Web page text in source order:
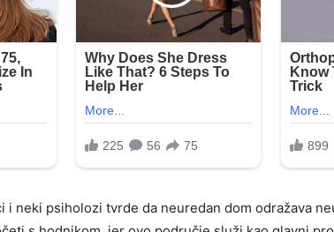
i neki psiholozi tvrde da neuredan dom odražava